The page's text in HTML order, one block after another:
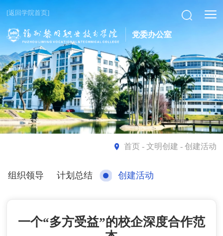
[返回学院首页]
党委办公室
首页- 文明创建 - 创建活动
组织领导 计划总结 创建活动
一个“多方受益”的校企深度合作范